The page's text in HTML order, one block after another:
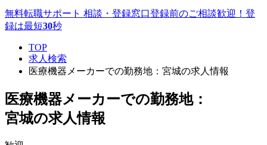
無料転職サポート 相談・登録窓口登録前のご相談歓迎！登
録は最短30秒
TOP
求人検索
医療機器メーカーでの勤務地：宮城の求人情報
医療機器メーカーでの勤務地：
宮城の求人情報